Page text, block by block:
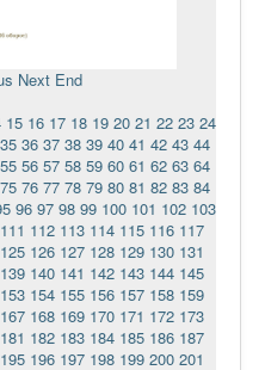
Next End
15 16 17 18 19 20 21 22 23 24
35 36 37 38 39 40 41 42 43 44
55 56 57 58 59 60 61 62 63 64
75 76 77 78 79 80 81 82 83 84
96 97 98 99 100 101 102 103
111 112 113 114 115 116 117
125 126 127 128 129 130 131
139 140 141 142 143 144 145
153 154 155 156 157 158 159
167 168 169 170 171 172 173
181 182 183 184 185 186 187
195 196 197 198 199 200 201